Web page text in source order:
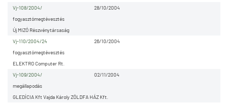
28/10/2004
Vj-108/2004/
Új MIZÓ Részvénytársaság
fogyasztómegtévesztés
26/10/2004
Vj-110/2004/24
ELEKTRO Computer Rt.
fogyasztómegtévesztés
02/11/2004
Vj-109/2004/
GLEDÍCIA Kft Vajda Károly ZÖLDFA HÁZ Kft.
megállapodás